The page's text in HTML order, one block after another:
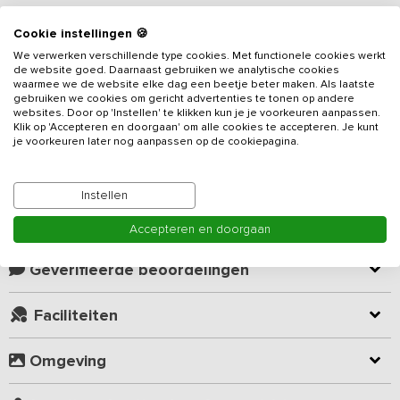
Beschrijving
Midden op het bosrijke Sallandse platteland tref je dit
vakantieadresvoor 25 personen, voorzien van 7 slaapkamers. Je
verblijft exclusief met je eigen groep op het hectare grote eigen
terrein. Je beschikt over een groot grasveld voor volleybal en
om onder alle weersomstandigheden beschut activiteiten te
organiseren.
goede voorzieningen, zoals een dubbele vaatwasser en een
ook een enkel hoog-laagbed) en een ruime badkamer. De
accommodatie is op de begane grond geheel drempelloos en
vriendelijk voor mindervaliden. Boven zijn vijf slaapkamers, een
ruime badkamer, een apart toilet en een ruime overloop naar een
terrasbalkon. De accommodatie heeft daarnaast ook een gesloten
Kamer indeling
Geverifieerde beoordelingen
Faciliteiten
Omgeving
Cookie instellingen 🍪
We verwerken verschillende type cookies. Met functionele cookies werkt
de website goed. Daarnaast gebruiken we analytische cookies
waarmee we de website elke dag een beetje beter maken. Als laatste
gebruiken we cookies om gericht advertenties te tonen op andere
websites. Door op 'Instellen' te klikken kun je je voorkeuren aanpassen.
Klik op 'Accepteren en doorgaan' om alle cookies te accepteren. Je kunt
je voorkeuren later nog aanpassen op de cookiepagina.
Instellen
Accepteren en doorgaan